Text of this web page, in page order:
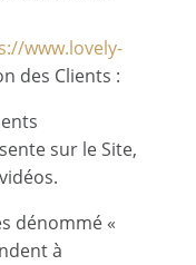
www.lovely-
des Clients :
sur le Site,
dénommé «
à